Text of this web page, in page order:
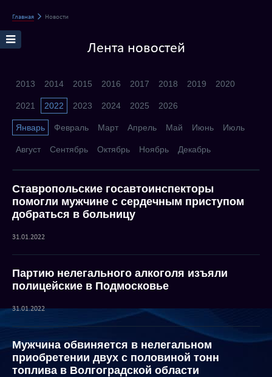
Главная Новости
Лента новостей
2013 2014 2015 2016 2017 2018 2019 2020
2021 2022 2023 2024 2025 2026
Январь Февраль Март Апрель Май Июнь Июль
Август Сентябрь Октябрь Ноябрь Декабрь
Ставропольские госавтоинспекторы
помогли мужчине с сердечным приступом
добраться в больницу
31.01.2022
Партию нелегального алкоголя изъяли
полицейские в Подмосковье
31.01.2022
Мужчина обвиняется в нелегальном
приобретении двух с половиной тонн
топлива в Волгоградской области